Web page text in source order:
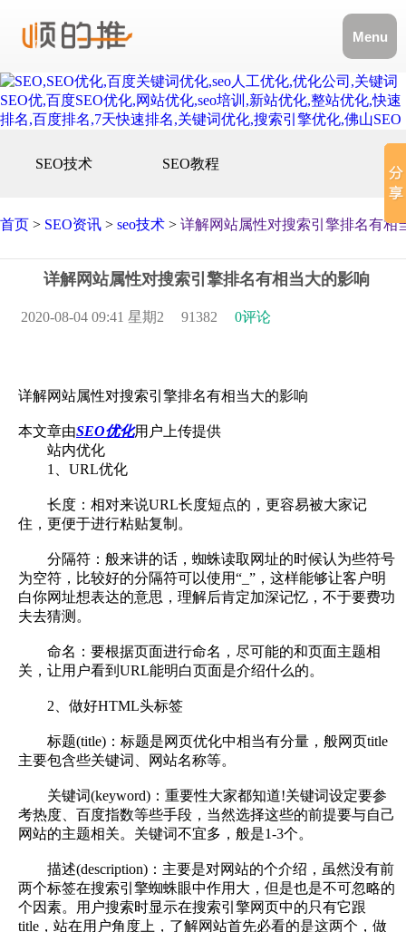
Menu
SEO技术 SEO教程
首页 > SEO资讯 > seo技术 > 详解网站属性对搜索引擎排名有相
详解网站属性对搜索引擎排名有相当大的影响
2020-08-04 09:41 星期2 91382 0评论
详解网站属性对搜索引擎排名有相当大的影响
本文章由SEO优化用户上传提供
站内优化
1、URL优化
长度：相对来说URL长度短点的，更容易被大家记
住，更便于进行粘贴复制。
分隔符：般来讲的话，蜘蛛读取网址的时候认为些符号
为空符，比较好的分隔符可以使用“_”，这样能够让客户明
白你网址想表达的意思，理解后肯定加深记忆，不于要费功
夫去猜测。
命名：要根据页面进行命名，尽可能的和页面主题相
关，让用户看到URL能明白页面是介绍什么的。
2、做好HTML头标签
标题(title)：标题是网页优化中相当有分量，般网页title
主要包含些关键词、网站名称等。
关键词(keyword)：重要性大家都知道!关键词设定要参
考热度、百度指数等些手段，当然选择这些的前提要与自己
网站的主题相关。关键词不宜多，般是1-3个。
描述(description)：主要是对网站的个介绍，虽然没有前
两个标签在搜索引擎蜘蛛眼中作用大，但是也是不可忽略的
个因素。用户搜索时显示在搜索引擎网页中的只有它跟
title，站在用户角度上，了解网站首先必看的是这两个，做